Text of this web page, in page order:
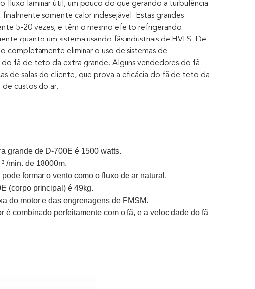
fluxo laminar útil, um pouco do que gerando a turbulência
somente calor indesejável. Estas grandes
5-20 vezes, e têm o mesmo efeito refrigerando.
quanto um sistema usando fãs industriais de HVLS. De
completamente eliminar o uso de sistemas de
do fã de teto da extra grande. Alguns vendedores do fã
de salas do cliente, que prova a eficácia do fã de teto da
custos do ar.
grande de D-700E é 1500 watts.
/min. de 18000m.
formar o vento como o fluxo de ar natural.
(corpo principal) é 49kg.
do motor e das engrenagens de PMSM.
combinado perfeitamente com o fã, e a velocidade do fã